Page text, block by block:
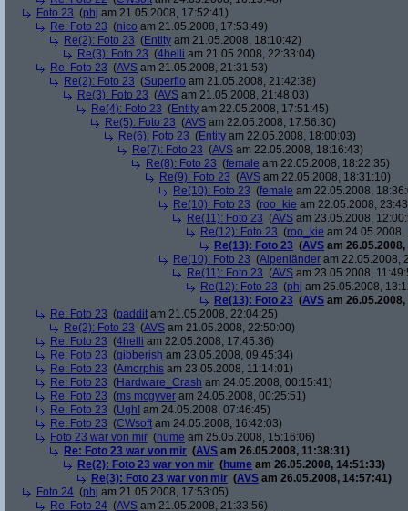
Foto 23 (phj am 21.05.2008, 17:52:41)
Re: Foto 23 (nico am 21.05.2008, 17:53:49)
Re(2): Foto 23 (Entity am 21.05.2008, 18:10:42)
Re(3): Foto 23 (4helli am 21.05.2008, 22:33:04)
Re: Foto 23 (AVS am 21.05.2008, 21:31:53)
Re(2): Foto 23 (Superflo am 21.05.2008, 21:42:38)
Re(3): Foto 23 (AVS am 21.05.2008, 21:48:03)
Re(4): Foto 23 (Entity am 22.05.2008, 17:51:45)
Re(5): Foto 23 (AVS am 22.05.2008, 17:56:30)
Re(6): Foto 23 (Entity am 22.05.2008, 18:00:03)
Re(7): Foto 23 (AVS am 22.05.2008, 18:16:43)
Re(8): Foto 23 (female am 22.05.2008, 18:22:35)
Re(9): Foto 23 (AVS am 22.05.2008, 18:31:10)
Re(10): Foto 23 (female am 22.05.2008,
Re(10): Foto 23 (roo_kie am 22.05.2008,
Re(11): Foto 23 (AVS am 23.05.2008,
Re(12): Foto 23 (roo_kie am 24.05.2008,
Re(13): Foto 23 (AVS am
Re(10): Foto 23 (Alpenländer am 22.05.2008,
Re(11): Foto 23 (AVS am 23.05.2008,
Re(12): Foto 23 (phj am 25.05.2008,
Re(13): Foto 23 (AVS am
Re: Foto 23 (paddit am 21.05.2008, 22:04:25)
Re(2): Foto 23 (AVS am 21.05.2008, 22:50:00)
Re: Foto 23 (4helli am 22.05.2008, 17:45:36)
Re: Foto 23 (gibberish am 23.05.2008, 09:45:34)
Re: Foto 23 (Amorphis am 23.05.2008, 11:14:01)
Re: Foto 23 (Hardware_Crash am 24.05.2008, 00:15:41)
Re: Foto 23 (ms mcgyver am 24.05.2008, 00:25:51)
Re: Foto 23 (Ugh! am 24.05.2008, 07:46:45)
Re: Foto 23 (CWsoft am 24.05.2008, 16:42:03)
Foto 23 war von mir (hume am 25.05.2008, 15:16:06)
Re: Foto 23 war von mir (AVS am 26.05.2008, 11:38:31)
Re(2): Foto 23 war von mir (hume am 26.05.2008, 14:51:33)
Re(3): Foto 23 war von mir (AVS am 26.05.2008, 14:57:41)
Foto 24 (phj am 21.05.2008, 17:53:05)
Re: Foto 24 (AVS am 21.05.2008, 21:33:56)